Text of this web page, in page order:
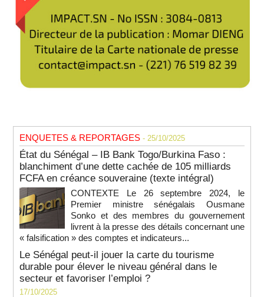
ENQUETES & REPORTAGES - 25/10/2025
État du Sénégal – IB Bank Togo/Burkina Faso :
blanchiment d’une dette cachée de 105 milliards
FCFA en créance souveraine (texte intégral)
CONTEXTE Le 26 septembre 2024, le
Premier ministre sénégalais Ousmane
Sonko et des membres du gouvernement
livrent à la presse des détails concernant une
« falsification » des comptes et indicateurs...
Le Sénégal peut-il jouer la carte du tourisme
durable pour élever le niveau général dans le
secteur et favoriser l’emploi ?
17/10/2025